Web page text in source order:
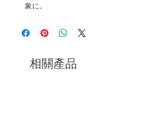
象に。
相關產品